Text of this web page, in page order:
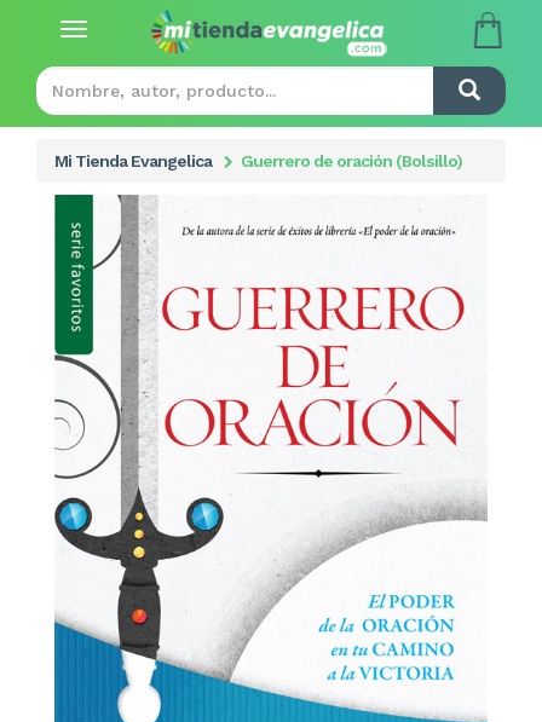
Toggle
Mi Tienda Evangelica Guerrero de oración (Bolsillo)